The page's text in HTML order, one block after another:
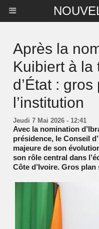
Après la
Kuibiert à la
d’État :
l’institution
Jeudi 7 Mai 2026 - 12:41
Avec la nomination
présidence, le Conseil
majeure de son
son rôle central dans
Côte d’Ivoire. Gros